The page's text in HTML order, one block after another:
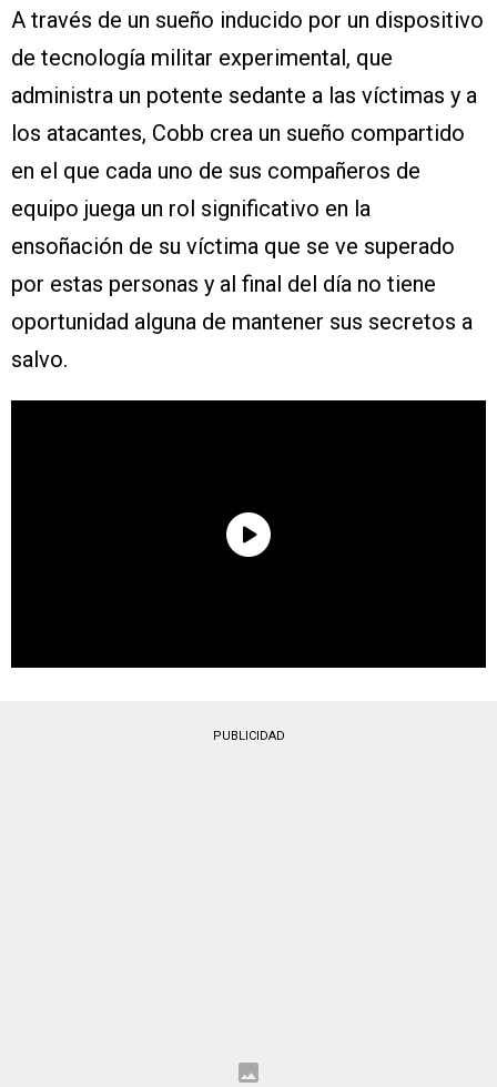
A través de un sueño inducido por un dispositivo
de tecnología militar experimental, que
administra un potente sedante a las víctimas y a
los atacantes, Cobb crea un sueño compartido
en el que cada uno de sus compañeros de
equipo juega un rol significativo en la
ensoñación de su víctima que se ve superado
por estas personas y al final del día no tiene
oportunidad alguna de mantener sus secretos a
salvo.
PUBLICIDAD